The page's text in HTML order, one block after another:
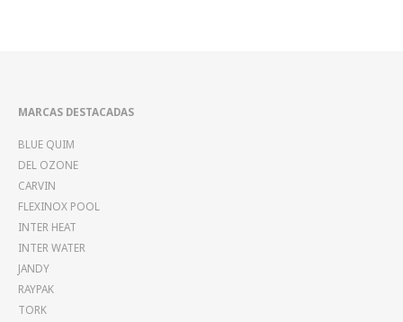
MARCAS DESTACADAS
BLUE QUIM
DEL OZONE
CARVIN
FLEXINOX POOL
INTER HEAT
INTER WATER
JANDY
RAYPAK
TORK